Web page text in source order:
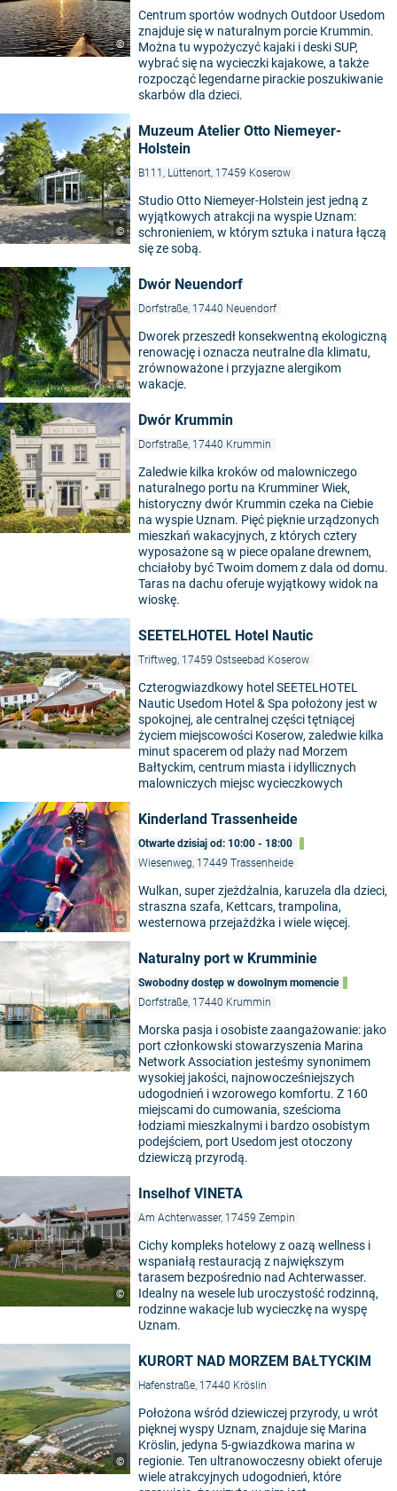
©
Centrum sportów wodnych Outdoor Usedom
znajduje się w naturalnym porcie Krummin.
Można tu wypożyczyć kajaki i deski SUP,
wybrać się na wycieczki kajakowe, a także
rozpocząć legendarne pirackie poszukiwanie
skarbów dla dzieci.
©
Muzeum Atelier Otto Niemeyer-
Holstein
B111, Lüttenort, 17459 Koserow
Studio Otto Niemeyer-Holstein jest jedną z
wyjątkowych atrakcji na wyspie Uznam:
schronieniem, w którym sztuka i natura łączą
się ze sobą.
©
Dwór Neuendorf
Dorfstraße, 17440 Neuendorf
Dworek przeszedł konsekwentną ekologiczną
renowację i oznacza neutralne dla klimatu,
zrównoważone i przyjazne alergikom
wakacje.
©
Dwór Krummin
Dorfstraße, 17440 Krummin
Zaledwie kilka kroków od malowniczego
naturalnego portu na Krumminer Wiek,
historyczny dwór Krummin czeka na Ciebie
na wyspie Uznam. Pięć pięknie urządzonych
mieszkań wakacyjnych, z których cztery
wyposażone są w piece opalane drewnem,
chciałoby być Twoim domem z dala od domu.
Taras na dachu oferuje wyjątkowy widok na
wioskę.
SEETELHOTEL Hotel Nautic
Triftweg, 17459 Ostseebad Koserow
Czterogwiazdkowy hotel SEETELHOTEL
Nautic Usedom Hotel & Spa położony jest w
spokojnej, ale centralnej części tętniącej
życiem miejscowości Koserow, zaledwie kilka
minut spacerem od plaży nad Morzem
Bałtyckim, centrum miasta i idyllicznych
malowniczych miejsc wycieczkowych
©
Kinderland Trassenheide
Otwarte dzisiaj od: 10:00 - 18:00
Wiesenweg, 17449 Trassenheide
Wulkan, super zjeżdżalnia, karuzela dla dzieci,
straszna szafa, Kettcars, trampolina,
westernowa przejażdżka i wiele więcej.
©
Naturalny port w Krumminie
Swobodny dostęp w dowolnym momencie
Dorfstraße, 17440 Krummin
Morska pasja i osobiste zaangażowanie: jako
port członkowski stowarzyszenia Marina
Network Association jesteśmy synonimem
wysokiej jakości, najnowocześniejszych
udogodnień i wzorowego komfortu. Z 160
miejscami do cumowania, sześcioma
łodziami mieszkalnymi i bardzo osobistym
podejściem, port Usedom jest otoczony
dziewiczą przyrodą.
©
Inselhof VINETA
Am Achterwasser, 17459 Zempin
Cichy kompleks hotelowy z oazą wellness i
wspaniałą restauracją z największym
tarasem bezpośrednio nad Achterwasser.
Idealny na wesele lub uroczystość rodzinną,
rodzinne wakacje lub wycieczkę na wyspę
Uznam.
©
KURORT NAD MORZEM BAŁTYCKIM
Hafenstraße, 17440 Kröslin
Położona wśród dziewiczej przyrody, u wrót
pięknej wyspy Uznam, znajduje się Marina
Kröslin, jedyna 5-gwiazdkowa marina w
regionie. Ten ultranowoczesny obiekt oferuje
wiele atrakcyjnych udogodnień, które